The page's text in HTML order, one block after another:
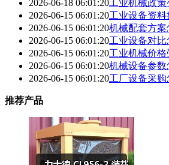
2026-06-18 06:01:20工业机械政
2026-06-15 06:01:20工业设备资
2026-06-15 06:01:20机械配套方
2026-06-15 06:01:20工业设备对
2026-06-15 06:01:20工业机械价
2026-06-15 06:01:20机械设备参
2026-06-15 06:01:20工厂设备采
推荐产品